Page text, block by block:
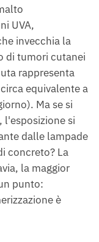
UVA,
invecchia la
di tumori cutanei
rappresenta
equivalente a
Ma se si
l'esposizione si
dalle lampade
concreto? La
la maggior
punto:
è